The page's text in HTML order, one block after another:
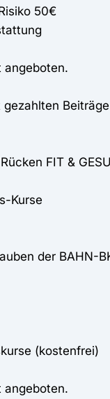
50€
angeboten.
gezahlten
FIT &
Kurse
der BAHN-
(kostenfrei)
angeboten.